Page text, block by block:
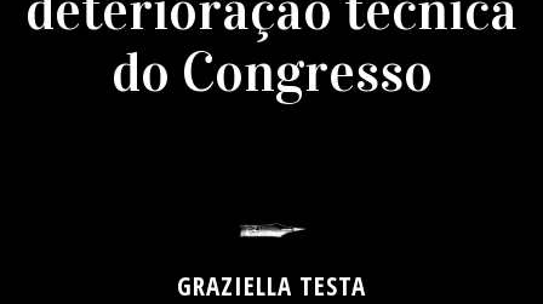
do Congresso
GRAZIELLA TESTA